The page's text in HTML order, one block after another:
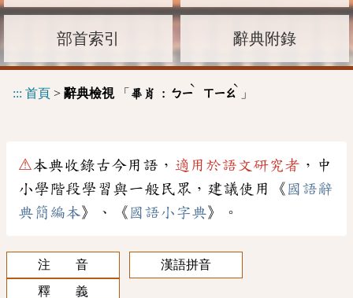
部首索引 辭典附錄
::: 首頁 > 辭典檢視「 畢肖 : ㄅㄧ
ˋ
ㄒㄧㄠ
ˋ
」
⚠本典收錄古今用語， 適用於語文研究者 ，中
小學階段學習與一般民眾，建議使用《 國語辭
典簡編本》、《 國語小字典》。
注 音
漢語拼音
釋 義